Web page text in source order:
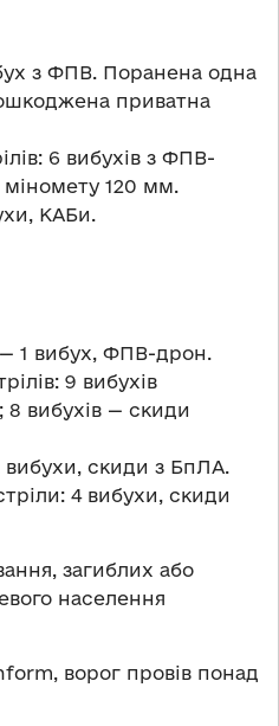
з ФПВ. Поранена одна
приватна
6 вибухів з ФПВ-
міномету 120 мм.
КАБи.
1 вибух, ФПВ-дрон.
9 вибухів
вибухів — скиди
вибухи, скиди з БпЛА.
4 вибухи, скиди
загиблих або
населення
ворог провів понад